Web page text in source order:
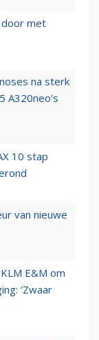
door met
na sterk
A320neo’s
10 stap
van nieuwe
E&M om
‘Zwaar